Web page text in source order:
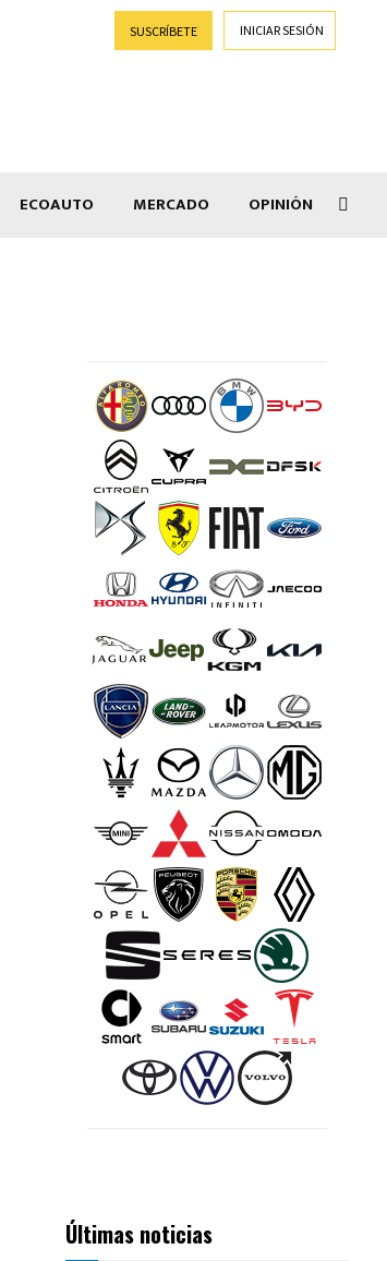
SUSCRÍBETE INICIAR SESIÓN
ECOAUTO MERCADO OPINIÓN
Últimas noticias